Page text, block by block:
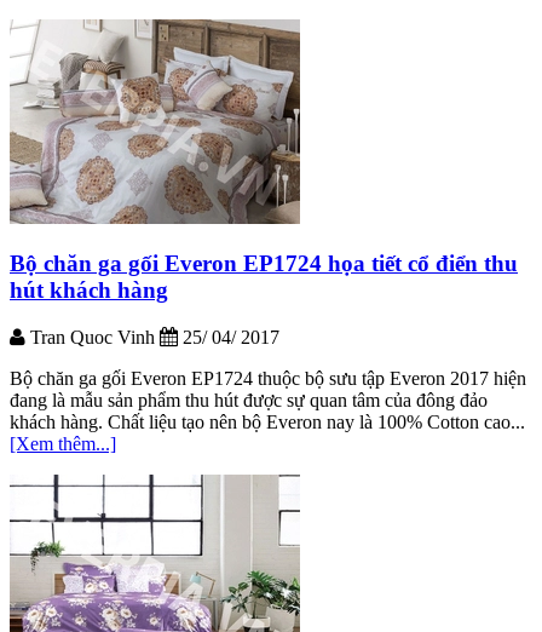
Bộ chăn ga gối Everon EP1724 họa tiết cổ điển thu
hút khách hàng
Tran Quoc Vinh
25/ 04/ 2017
Bộ chăn ga gối Everon EP1724 thuộc bộ sưu tập Everon 2017 hiện
đang là mẫu sản phẩm thu hút được sự quan tâm của đông đảo
khách hàng. Chất liệu tạo nên bộ Everon nay là 100% Cotton cao...
[Xem thêm...]